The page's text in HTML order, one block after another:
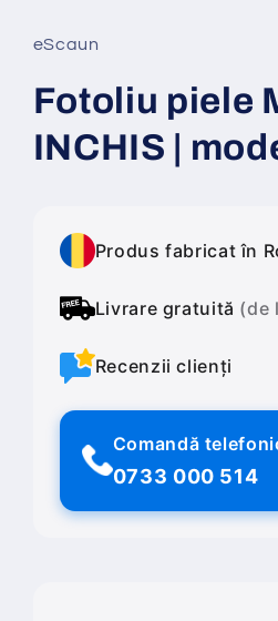
fereastră
modală
eScaun
Fotoliu piele
INCHIS |
Produs fabricat în
Livrare gratuită (de
Recenzii clienți
Comandă
0733 000 514